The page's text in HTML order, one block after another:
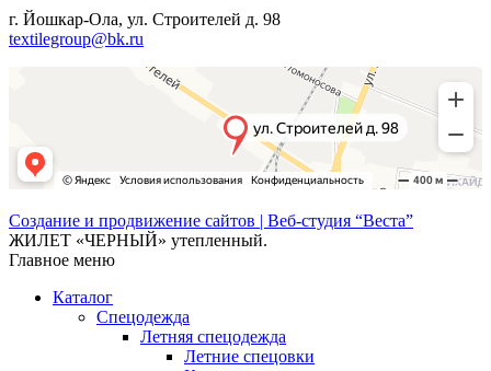
г. Йошкар-Ола, ул. Строителей д. 98
textilegroup@bk.ru
Создание и продвижение сайтов | Веб-студия “Веста”
ЖИЛЕТ «ЧЕРНЫЙ» утепленный.
Главное меню
Каталог
Спецодежда
Летняя спецодежда
Летние спецовки